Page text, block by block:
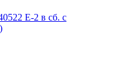
Е-2 в сб. с